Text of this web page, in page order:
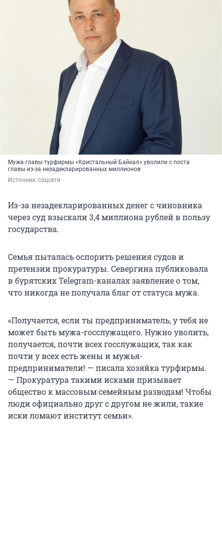
Мужа главы турфирмы «Кристальный Байкал» уволили с поста
главы из-за незадекларированных миллионов
Источник: соцсети
Из-за незадекларированных денег с чиновника
через суд взыскали 3,4 миллиона рублей в пользу
государства.
Семья пыталась оспорить решения судов и
претензии прокуратуры. Севергина публиковала
в бурятских Telegram-каналах заявление о том,
что никогда не получала благ от статуса мужа.
«Получается, если ты предприниматель, у тебя не
может быть мужа-госслужащего. Нужно уволить,
получается, почти всех госслужащих, так как
почти у всех есть жены и мужья-
предприниматели! — писала хозяйка турфирмы.
— Прокуратура такими исками призывает
общество к массовым семейным разводам! Чтобы
люди официально друг с другом не жили, такие
иски ломают институт семьи».